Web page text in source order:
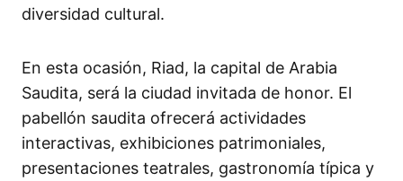
diversidad cultural.​
En esta ocasión, Riad, la capital de Arabia
Saudita, será la ciudad invitada de honor. El
pabellón saudita ofrecerá actividades
interactivas, exhibiciones patrimoniales,
presentaciones teatrales, gastronomía típica y